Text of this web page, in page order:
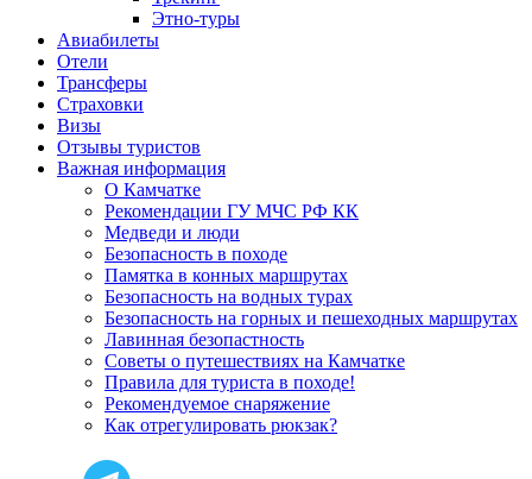
Этно-туры
Авиабилеты
Отели
Трансферы
Страховки
Визы
Отзывы туристов
Важная информация
О Камчатке
Рекомендации ГУ МЧС РФ КК
Медведи и люди
Безопасность в походе
Памятка в конных маршрутах
Безопасность на водных турах
Безопасность на горных и пешеходных маршрутах
Лавинная безопастность
Советы о путешествиях на Камчатке
Правила для туриста в походе!
Рекомендуемое снаряжение
Как отрегулировать рюкзак?